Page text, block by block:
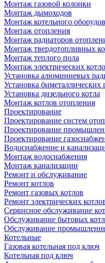
Монтаж газовой колонки
Монтаж дымоходов
Монтаж котельного
Монтаж отопления
Монтаж радиаторов
Монтаж твердотопливных
Монтаж теплого пола
Монтаж электрических
Установка алюминиевых
Установка биметаллических
Установка дизельного котла
Монтаж котлов отопления
Проектирование
Проектирование систем
Проектирование
Проектирование
Водоснабжение и
Монтаж водоснабжения
Монтаж канализации
Ремонт и обслуживание
Ремонт котлов
Ремонт газовых котлов
Ремонт электрических
Сервисное обслуживание
Обслуживание бытовых
Обслуживание
Котельные
Газовая котельная под ключ
Котельная под ключ